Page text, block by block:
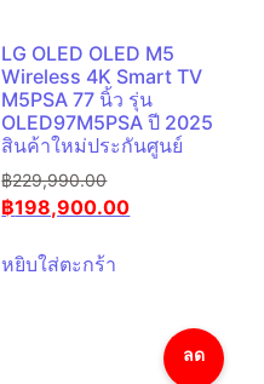
LG OLED OLED M5
Wireless 4K Smart TV
M5PSA 77 นิ้ว รุ่น
OLED97M5PSA ปี 2025
สินค้าใหม่ประกันศูนย์
฿229,990.00
฿198,900.00
หยิบใส่ตะกร้า
ลด